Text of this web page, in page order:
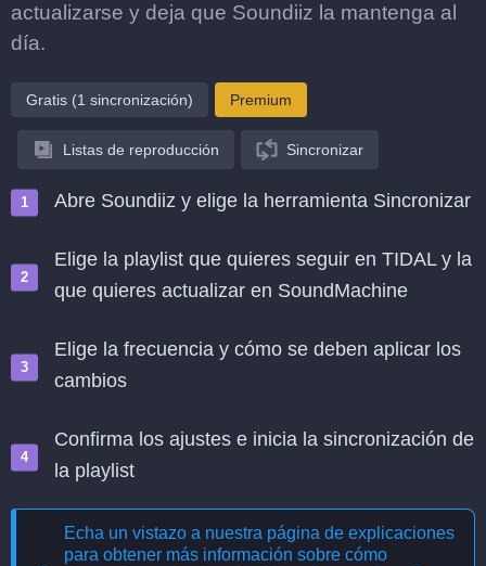
actualizarse y deja que Soundiiz la mantenga al
día.
Gratis (1 sincronización) Premium
Listas de reproducción Sincronizar
Abre Soundiiz y elige la herramienta Sincronizar
Elige la playlist que quieres seguir en TIDAL y la
que quieres actualizar en SoundMachine
Elige la frecuencia y cómo se deben aplicar los
cambios
Confirma los ajustes e inicia la sincronización de
la playlist
Echa un vistazo a nuestra página de explicaciones
para obtener más información sobre cómo